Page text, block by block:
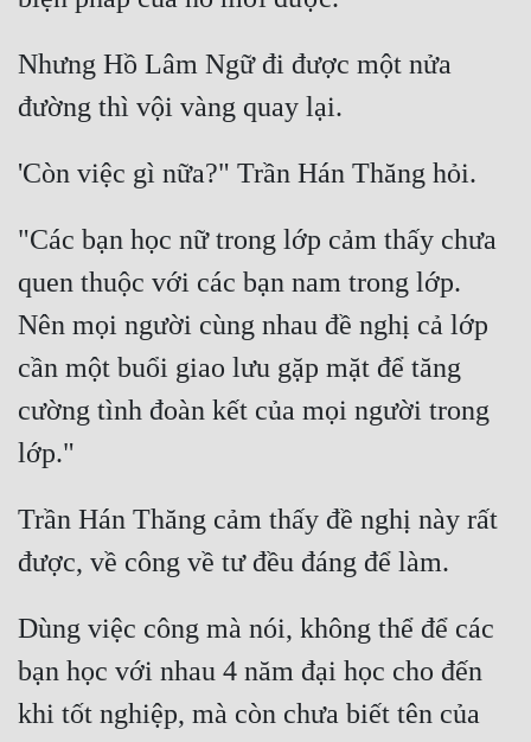
Nhưng Hồ Lâm Ngữ đi được một nửa
"Các bạn học nữ trong lớp cảm thấy chưa
quen thuộc với các bạn nam trong lớp.
Nên mọi người cùng nhau đề nghị cả lớp
cần một buổi giao lưu gặp mặt để tăng
cường tình đoàn kết của mọi người trong
Trần Hán Thăng cảm thấy đề nghị này rất
Dùng việc công mà nói, không thể để các
bạn học với nhau 4 năm đại học cho đến
khi tốt nghiệp, mà còn chưa biết tên của